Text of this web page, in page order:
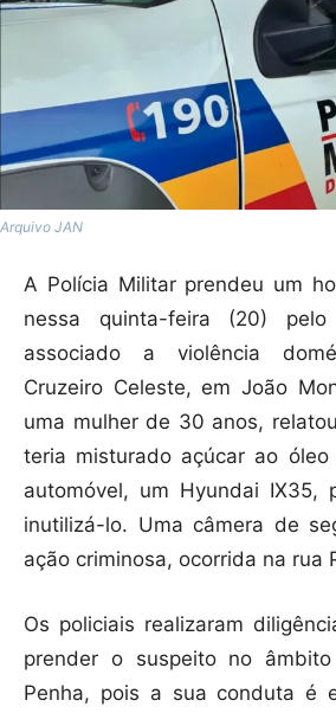
Arquivo JAN
A Polícia Militar prendeu um
nessa quinta-feira (20)
associado a violência
Cruzeiro Celeste, em João
uma mulher de 30 anos,
teria misturado açúcar ao
automóvel, um Hyundai IX35,
inutilizá-lo. Uma câmera de
ação criminosa, ocorrida na rua
Os policiais realizaram
prender o suspeito no
Penha, pois a sua conduta é